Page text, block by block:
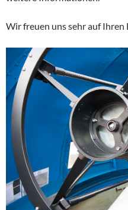
Wir freuen uns sehr auf Ihren